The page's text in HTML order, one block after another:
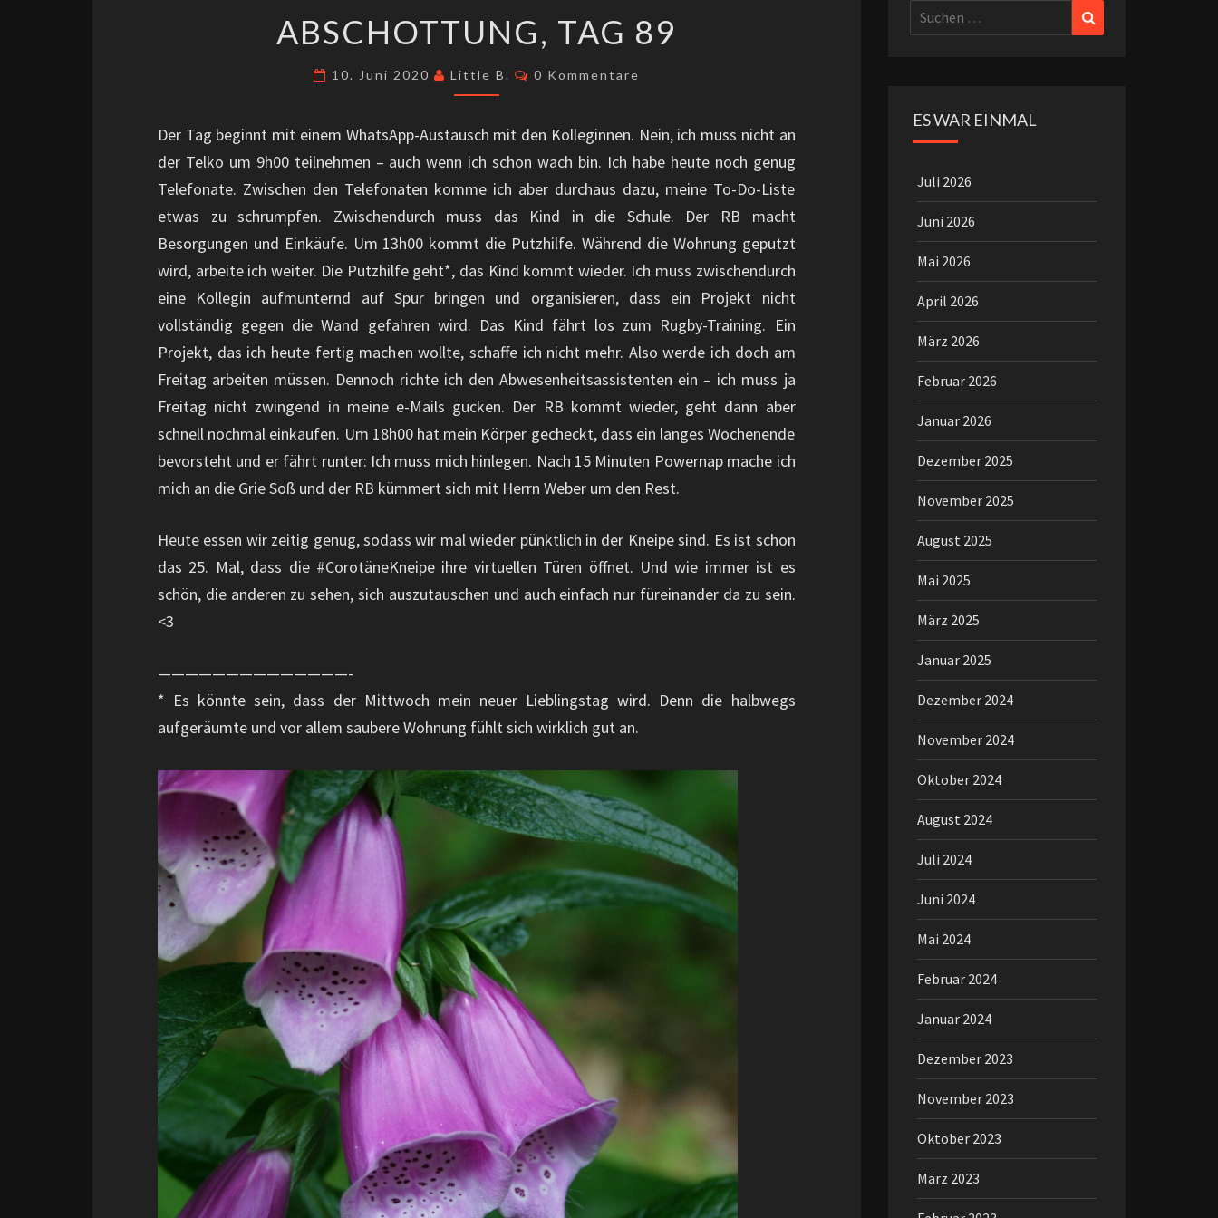
TAG
ABSCHOTTUNG, TAG 89
10. Juni 2020 Little B. Kommentare
0 Kommentare
Der Tag beginnt mit einem WhatsApp-Austausch mit den Kolleginnen. Nein, ich muss nicht an
der Telko um 9h00 teilnehmen – auch wenn ich schon wach bin. Ich habe heute noch genug
Telefonate. Zwischen den Telefonaten komme ich aber durchaus dazu, meine To-Do-Liste
etwas zu schrumpfen. Zwischendurch muss das Kind in die Schule. Der RB macht
Besorgungen und Einkäufe. Um 13h00 kommt die Putzhilfe. Während die Wohnung geputzt
wird, arbeite ich weiter. Die Putzhilfe geht*, das Kind kommt wieder. Ich muss zwischendurch
eine Kollegin aufmunternd auf Spur bringen und organisieren, dass ein Projekt nicht
vollständig gegen die Wand gefahren wird. Das Kind fährt los zum Rugby-Training. Ein
Projekt, das ich heute fertig machen wollte, schaffe ich nicht mehr. Also werde ich doch am
Freitag arbeiten müssen. Dennoch richte ich den Abwesenheitsassistenten ein – ich muss ja
Freitag nicht zwingend in meine e-Mails gucken. Der RB kommt wieder, geht dann aber
schnell nochmal einkaufen. Um 18h00 hat mein Körper gecheckt, dass ein langes Wochenende
bevorsteht und er fährt runter: Ich muss mich hinlegen. Nach 15 Minuten Powernap mache ich
mich an die Grie Soß und der RB kümmert sich mit Herrn Weber um den Rest.
Heute essen wir zeitig genug, sodass wir mal wieder pünktlich in der Kneipe sind. Es ist schon
das 25. Mal, dass die #CorotäneKneipe ihre virtuellen Türen öffnet. Und wie immer ist es
schön, die anderen zu sehen, sich auszutauschen und auch einfach nur füreinander da zu sein.
<3
——————————————-
* Es könnte sein, dass der Mittwoch mein neuer Lieblingstag wird. Denn die halbwegs
aufgeräumte und vor allem saubere Wohnung fühlt sich wirklich gut an.
Suchen
nach:
ES WAR EINMAL
Juli 2026
Juni 2026
Mai 2026
April 2026
März 2026
Februar 2026
Januar 2026
Dezember 2025
November 2025
August 2025
Mai 2025
März 2025
Januar 2025
Dezember 2024
November 2024
Oktober 2024
August 2024
Juli 2024
Juni 2024
Mai 2024
Februar 2024
Januar 2024
Dezember 2023
November 2023
Oktober 2023
März 2023